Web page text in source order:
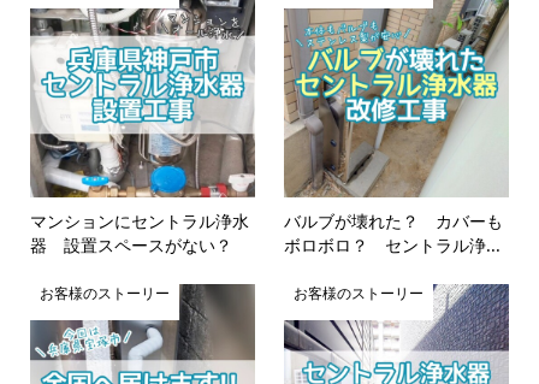
マンションにセントラル浄水
器 設置スペースがない？
バルブが壊れた？ カバーも
ボロボロ？ セントラル浄...
お客様のストーリー お客様のストーリー